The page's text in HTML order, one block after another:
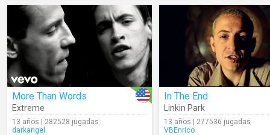
More Than Words
Extreme
13 años | 282528 jugadas
darkangel
In The End
Linkin Park
13 años | 277536 jugadas
VBEnrico